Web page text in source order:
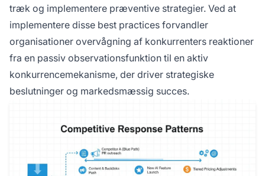
træk og implementere præventive strategier. Ved at
implementere disse best practices forvandler
organisationer overvågning af konkurrenters reaktioner
fra en passiv observationsfunktion til en aktiv
konkurrencemekanisme, der driver strategiske
beslutninger og markedsmæssig succes.